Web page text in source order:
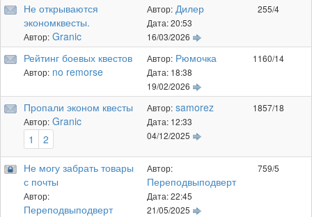
Не открываются
экономквесты.
Автор: Granic
Автор: Дилер
Дата: 20:53
16/03/2026
255/4
Рейтинг боевых квестов
Автор: no remorse
Автор: Рюмочка
Дата: 18:38
19/02/2026
1160/14
Пропали эконом квесты
Автор: Granic
1
2
Автор: samorez
Дата: 12:33
04/12/2025
1857/18
Не могу забрать товары
с почты
Автор:
Переподвыподверт
Автор:
Переподвыподверт
Дата: 22:45
21/05/2025
759/5